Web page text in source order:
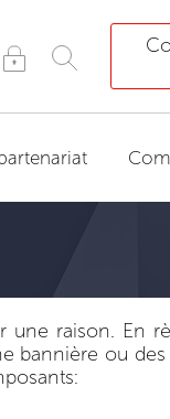
raison. En
bannière ou